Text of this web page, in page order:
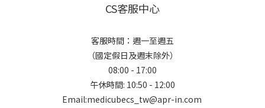
CS客服中心
客服時間：週一至週五
（國定假日及週末除外）
08:00 - 17:00
午休時間: 10:50 - 12:00
Email:medicubecs_tw@apr-in.com